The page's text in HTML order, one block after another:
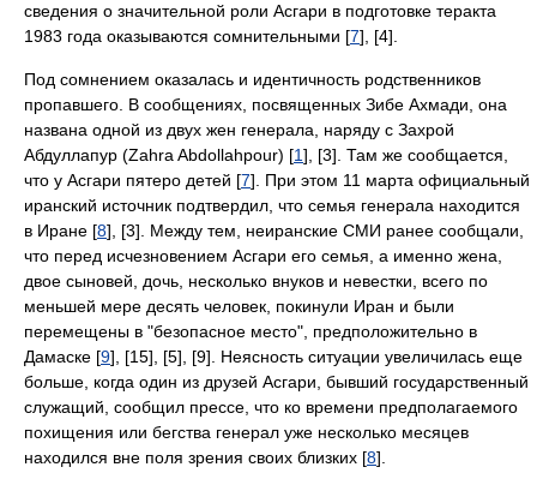
сведения о значительной роли Асгари в подготовке теракта
1983 года оказываются сомнительными [7], [4].
Под сомнением оказалась и идентичность родственников
пропавшего. В сообщениях, посвященных Зибе Ахмади, она
названа одной из двух жен генерала, наряду с Захрой
Абдуллапур (Zahra Abdollahpour) [1], [3]. Там же сообщается,
что у Асгари пятеро детей [7]. При этом 11 марта официальный
иранский источник подтвердил, что семья генерала находится
в Иране [8], [3]. Между тем, неиранские СМИ ранее сообщали,
что перед исчезновением Асгари его семья, а именно жена,
двое сыновей, дочь, несколько внуков и невестки, всего по
меньшей мере десять человек, покинули Иран и были
перемещены в "безопасное место", предположительно в
Дамаске [9], [15], [5], [9]. Неясность ситуации увеличилась еще
больше, когда один из друзей Асгари, бывший государственный
служащий, сообщил прессе, что ко времени предполагаемого
похищения или бегства генерал уже несколько месяцев
находился вне поля зрения своих близких [8].